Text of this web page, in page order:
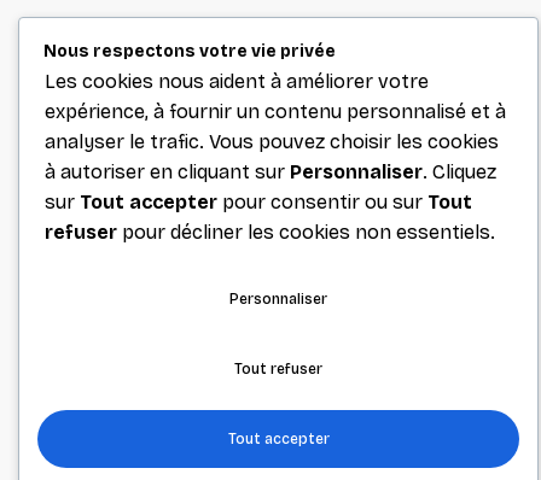
Nous respectons votre vie privée
Les cookies nous aident à améliorer votre
expérience, à fournir un contenu personnalisé et à
analyser le trafic. Vous pouvez choisir les cookies
à autoriser en cliquant sur Personnaliser. Cliquez
sur Tout accepter pour consentir ou sur Tout
refuser pour décliner les cookies non essentiels.
Personnaliser
Tout refuser
Tout accepter